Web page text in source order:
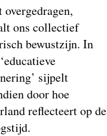
overgedragen,
ons collectief
bewustzijn. In
sijpelt
door hoe
reflecteert op de